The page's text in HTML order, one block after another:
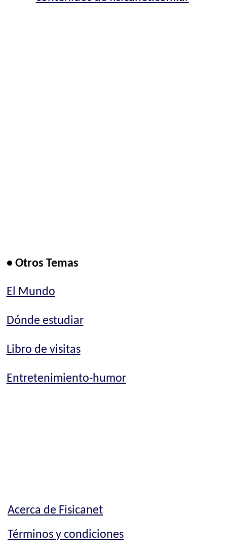
• Otros Temas
El Mundo
Dónde estudiar
Libro de visitas
Entretenimiento-humor
Acerca de Fisicanet
Términos y condiciones